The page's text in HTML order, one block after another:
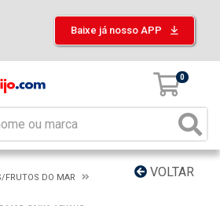
Baixe já nosso APP
0
VOLTAR
FRUTOS DO MAR